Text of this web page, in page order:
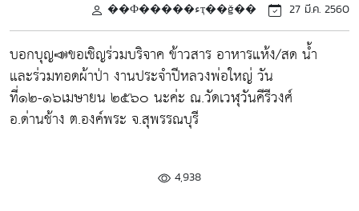
��Ф�����ءҭ��ǧ�� 27 มี.ค. 2560
บอกบุญ📣ขอเชิญร่วมบริจาค ข้าวสาร อาหารแห้ง/สด น้ำ
และร่วมทอดผ้าป่า งานประจำปีหลวงพ่อใหญ่ วัน
ที่๑๒-๑๖เมษายน ๒๕๖๐ นะค่ะ ณ.วัดเวฬุวันคีรีวงศ์
อ.ด่านช้าง ต.องค์พระ จ.สุพรรณบุรี
4,938